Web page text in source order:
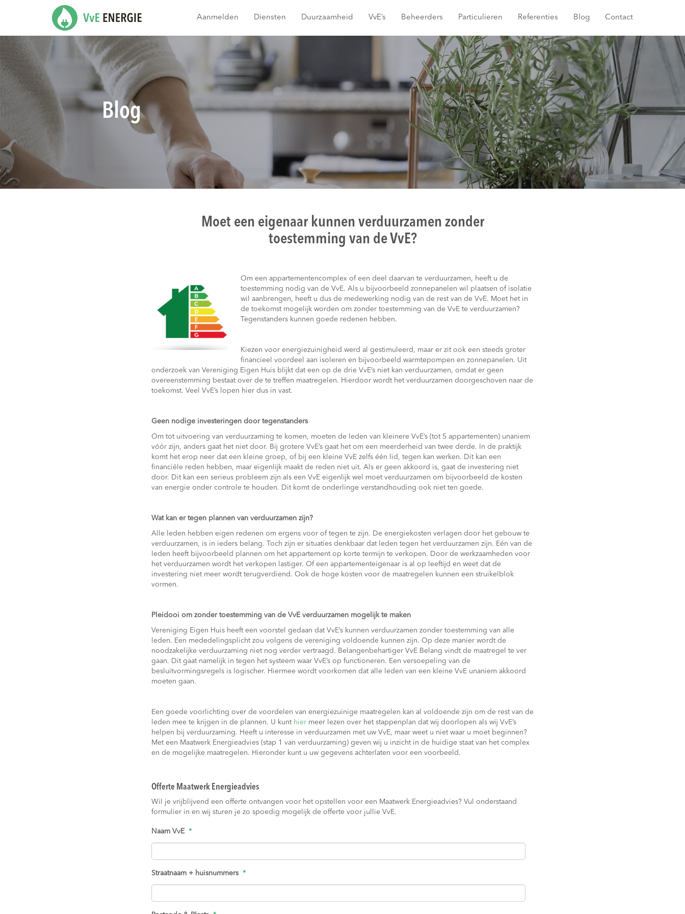
Aanmelden Diensten Duurzaamheid VvE’s Beheerders Particulieren Referenties Blog Contact
Blog
Moet een eigenaar kunnen verduurzamen zonder
toestemming van de VvE?
Om een appartementencomplex of een deel daarvan te verduurzamen, heeft u de
toestemming nodig van de VvE. Als u bijvoorbeeld zonnepanelen wil plaatsen of isolatie
wil aanbrengen, heeft u dus de medewerking nodig van de rest van de VvE. Moet het in
de toekomst mogelijk worden om zonder toestemming van de VvE te verduurzamen?
Tegenstanders kunnen goede redenen hebben.
Kiezen voor energiezuinigheid werd al gestimuleerd, maar er zit ook een steeds groter
financieel voordeel aan isoleren en bijvoorbeeld warmtepompen en zonnepanelen. Uit
onderzoek van Vereniging Eigen Huis blijkt dat een op de drie VvE’s niet kan verduurzamen, omdat er geen
overeenstemming bestaat over de te treffen maatregelen. Hierdoor wordt het verduurzamen doorgeschoven naar de
toekomst. Veel VvE’s lopen hier dus in vast.
Geen nodige investeringen door tegenstanders
Om tot uitvoering van verduurzaming te komen, moeten de leden van kleinere VvE’s (tot 5 appartementen) unaniem
vóór zijn, anders gaat het niet door. Bij grotere VvE’s gaat het om een meerderheid van twee derde. In de praktijk
komt het erop neer dat een kleine groep, of bij een kleine VvE zelfs één lid, tegen kan werken. Dit kan een
financiële reden hebben, maar eigenlijk maakt de reden niet uit. Als er geen akkoord is, gaat de investering niet
door. Dit kan een serieus probleem zijn als een VvE eigenlijk wel moet verduurzamen om bijvoorbeeld de kosten
van energie onder controle te houden. Dit komt de onderlinge verstandhouding ook niet ten goede.
Wat kan er tegen plannen van verduurzamen zijn?
Alle leden hebben eigen redenen om ergens voor of tegen te zijn. De energiekosten verlagen door het gebouw te
verduurzamen, is in ieders belang. Toch zijn er situaties denkbaar dat leden tegen het verduurzamen zijn. Eén van de
leden heeft bijvoorbeeld plannen om het appartement op korte termijn te verkopen. Door de werkzaamheden voor
het verduurzamen wordt het verkopen lastiger. Of een appartementeigenaar is al op leeftijd en weet dat de
investering niet meer wordt terugverdiend. Ook de hoge kosten voor de maatregelen kunnen een struikelblok
vormen.
Pleidooi om zonder toestemming van de VvE verduurzamen mogelijk te maken
Vereniging Eigen Huis heeft een voorstel gedaan dat VvE’s kunnen verduurzamen zonder toestemming van alle
leden. Een mededelingsplicht zou volgens de vereniging voldoende kunnen zijn. Op deze manier wordt de
noodzakelijke verduurzaming niet nog verder vertraagd. Belangenbehartiger VvE Belang vindt de maatregel te ver
gaan. Dit gaat namelijk in tegen het systeem waar VvE’s op functioneren. Een versoepeling van de
besluitvormingsregels is logischer. Hiermee wordt voorkomen dat alle leden van een kleine VvE unaniem akkoord
moeten gaan.
Een goede voorlichting over de voordelen van energiezuinige maatregelen kan al voldoende zijn om de rest van de
leden mee te krijgen in de plannen. U kunt hier meer lezen over het stappenplan dat wij doorlopen als wij VvE’s
helpen bij verduurzaming. Heeft u interesse in verduurzamen met uw VvE, maar weet u niet waar u moet beginnen?
Met een Maatwerk Energieadvies (stap 1 van verduurzaming) geven wij u inzicht in de huidige staat van het complex
en de mogelijke maatregelen. Hieronder kunt u uw gegevens achterlaten voor een voorbeeld.
Offerte Maatwerk Energieadvies
Wil je vrijblijvend een offerte ontvangen voor het opstellen voor een Maatwerk Energieadvies? Vul onderstaand
formulier in en wij sturen je zo spoedig mogelijk de offerte voor jullie VvE.
Naam VvE *
Straatnaam + huisnummers *